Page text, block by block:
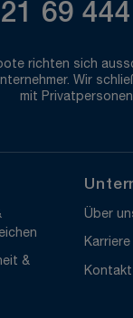
69
richten sich
Wir
mit
&
Über
Karriere
Kontakt